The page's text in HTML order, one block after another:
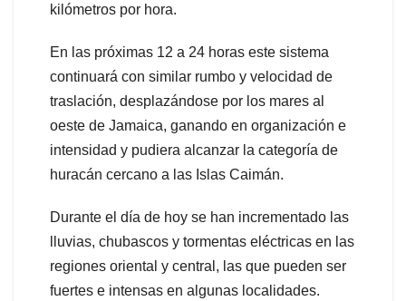
kilómetros por hora.
En las próximas 12 a 24 horas este sistema
continuará con similar rumbo y velocidad de
traslación, desplazándose por los mares al
oeste de Jamaica, ganando en organización e
intensidad y pudiera alcanzar la categoría de
huracán cercano a las Islas Caimán.
Durante el día de hoy se han incrementado las
lluvias, chubascos y tormentas eléctricas en las
regiones oriental y central, las que pueden ser
fuertes e intensas en algunas localidades.